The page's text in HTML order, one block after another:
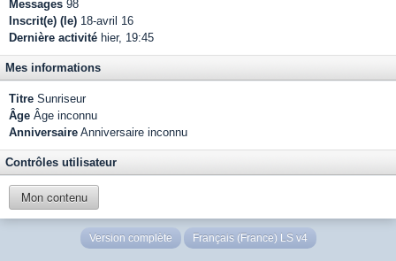
Messages 98
Inscrit(e) (le) 18-avril 16
Dernière activité hier, 19:45
Mes informations
Titre Sunriseur
Âge Âge inconnu
Anniversaire Anniversaire inconnu
Contrôles utilisateur
Mon contenu
Version complète Français (France) LS v4